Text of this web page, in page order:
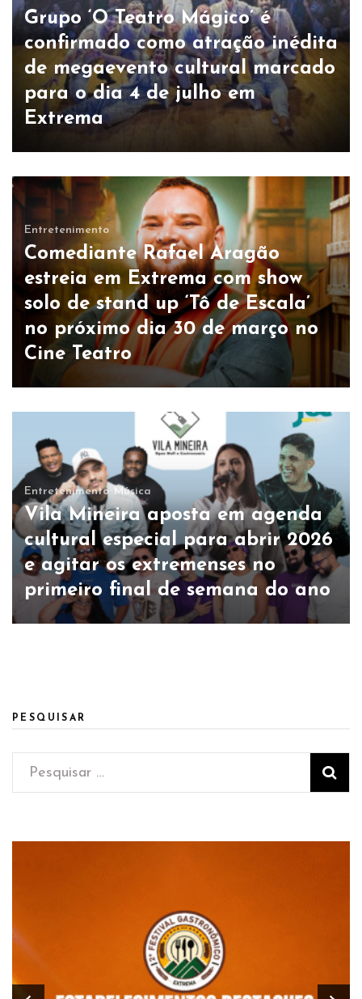
Grupo ‘O Teatro Mágico’ é
confirmado como atração inédita
de megaevento cultural marcado
para o dia 4 de julho em
Extrema
Entretenimento
Comediante Rafael Aragão
estreia em Extrema com show
solo de stand up ‘Tô de Escala’
no próximo dia 30 de março no
Cine Teatro
Entretenimento Música
Vila Mineira aposta em agenda
cultural especial para abrir 2026
e agitar os extremenses no
primeiro final de semana do ano
PESQUISAR
Pesquisar
por: